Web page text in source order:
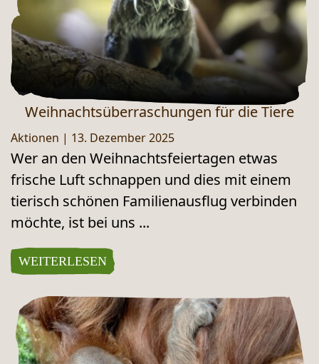
Weihnachtsüberraschungen für die Tiere
Aktionen | 13. Dezember 2025
Wer an den Weihnachtsfeiertagen etwas
frische Luft schnappen und dies mit einem
tierisch schönen Familienausflug verbinden
möchte, ist bei uns ...
WEITERLESEN